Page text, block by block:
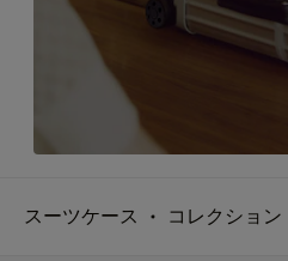
スーツケース コレクション